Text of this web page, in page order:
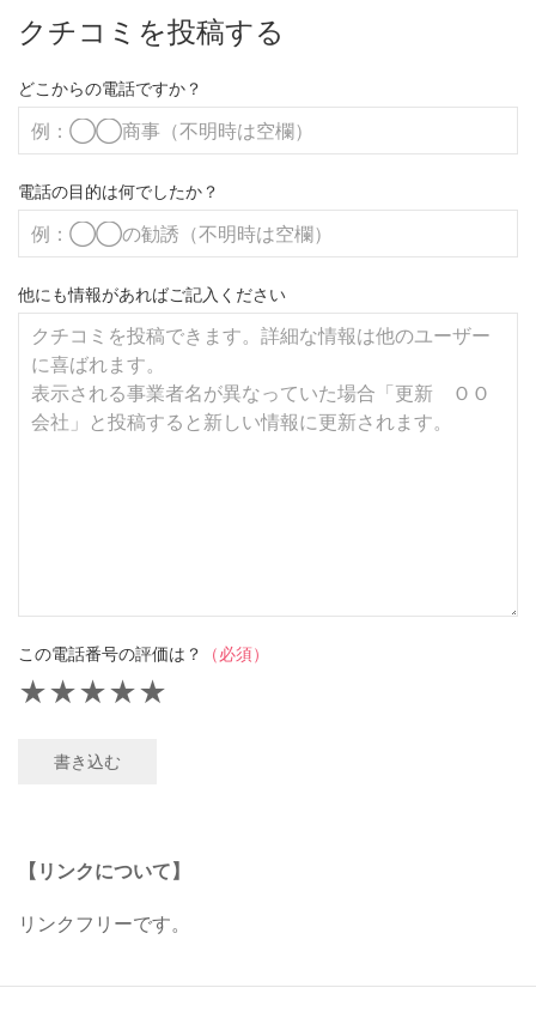
クチコミを投稿する
どこからの電話ですか？
電話の目的は何でしたか？
他にも情報があればご記入ください
この電話番号の評価は？ （必須）
★
★
★
★
★
書き込む
【リンクについて】
リンクフリーです。